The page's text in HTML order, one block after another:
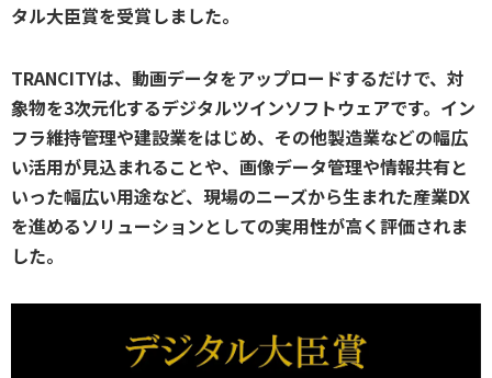
タル大臣賞を受賞しました。
TRANCITYは、動画データをアップロードするだけで、対
象物を3次元化するデジタルツインソフトウェアです。イン
フラ維持管理や建設業をはじめ、その他製造業などの幅広
い活用が見込まれることや、画像データ管理や情報共有と
いった幅広い用途など、現場のニーズから生まれた産業DX
を進めるソリューションとしての実用性が高く評価されま
した。